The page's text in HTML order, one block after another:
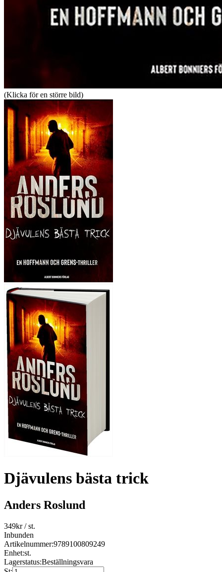
(Klicka för en större bild)
Djävulens bästa trick
Anders Roslund
349kr/ st.
Inbunden
Artikelnummer:9789100809249
Enhet:st.
Lagerstatus:Beställningsvara